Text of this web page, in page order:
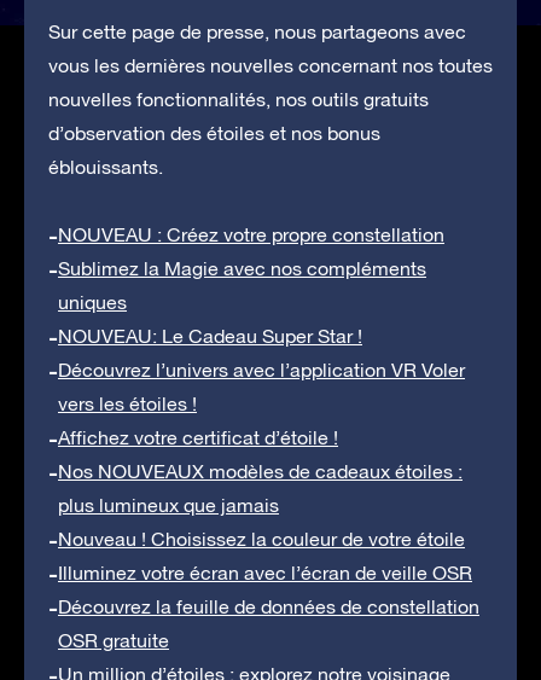
Sur cette page de presse, nous partageons avec
vous les dernières nouvelles concernant nos toutes
nouvelles fonctionnalités, nos outils gratuits
d’observation des étoiles et nos bonus
éblouissants.
NOUVEAU : Créez votre propre constellation
Sublimez la Magie avec nos compléments
uniques
NOUVEAU: Le Cadeau Super Star !
Découvrez l’univers avec l’application VR Voler
vers les étoiles !
Affichez votre certificat d’étoile !
Nos NOUVEAUX modèles de cadeaux étoiles :
plus lumineux que jamais
Nouveau ! Choisissez la couleur de votre étoile
Illuminez votre écran avec l’écran de veille OSR
Découvrez la feuille de données de constellation
OSR gratuite
Un million d’étoiles : explorez notre voisinage